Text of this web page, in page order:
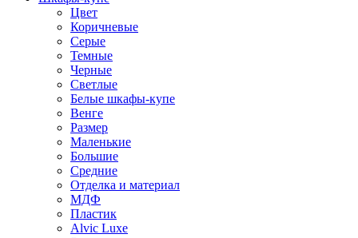
Цвет
Коричневые
Серые
Темные
Черные
Светлые
Белые шкафы-купе
Венге
Размер
Маленькие
Большие
Средние
Отделка и материал
МДФ
Пластик
Alvic Luxe